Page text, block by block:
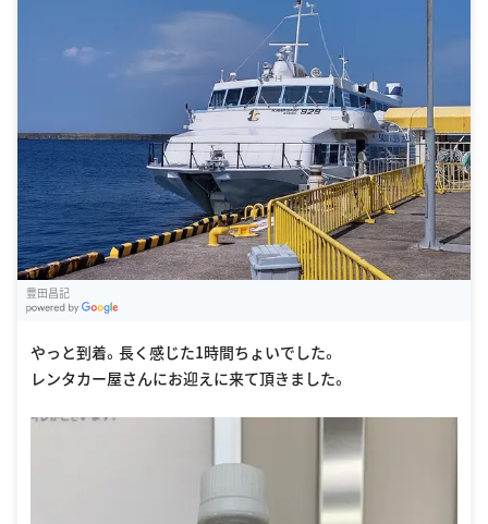
豊田昌記
やっと到着。長く感じた1時間ちょいでした。
レンタカー屋さんにお迎えに来て頂きました。